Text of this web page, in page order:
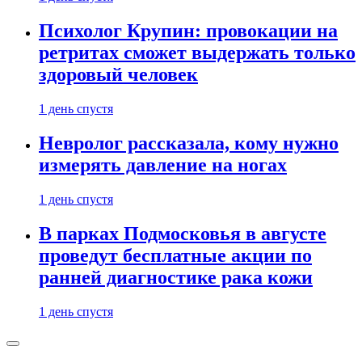
Психолог Крупин: провокации на
ретритах сможет выдержать только
здоровый человек
1 день спустя
Невролог рассказала, кому нужно
измерять давление на ногах
1 день спустя
В парках Подмосковья в августе
проведут бесплатные акции по
ранней диагностике рака кожи
1 день спустя